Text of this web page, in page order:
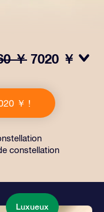
￥ 7020 ￥
et des
l’adresse de votre
numériques et
à vos amis et
￥ !
constellation
Luxueux